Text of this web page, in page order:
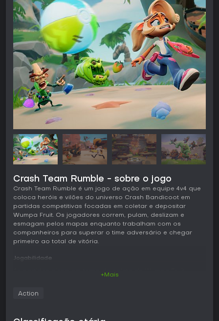
Crash Team Rumble - sobre o jogo
Crash Team Rumble é um jogo de ação em equipe 4v4 que
coloca heróis e vilões do universo Crash Bandicoot em
partidas competitivas focadas em coletar e depositar
Wumpa Fruit. Os jogadores correm, pulam, deslizam e
esmagam pelos mapas enquanto trabalham com os
companheiros para superar o time adversário e chegar
primeiro ao total de vitória.
Jogabilidade
+Mais
Action